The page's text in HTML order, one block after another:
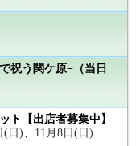
祝う関ケ原−（当日
【出店者募集中】
(日)、11月8日(日)